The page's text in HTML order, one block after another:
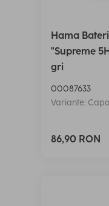
Hama
"Supreme
gri
00087633
Variante:
86,90 RON